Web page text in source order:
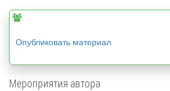
Опубликовать материал
Мероприятия автора